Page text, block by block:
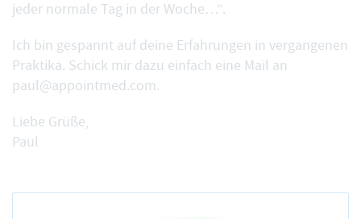
jeder normale Tag in der Woche…“.
Ich bin gespannt auf deine Erfahrungen in vergangenen
Praktika. Schick mir dazu einfach eine Mail an
paul@appointmed.com.
Liebe Grüße,
Paul